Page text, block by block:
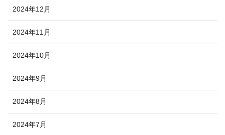
2024年12月
2024年11月
2024年10月
2024年9月
2024年8月
2024年7月